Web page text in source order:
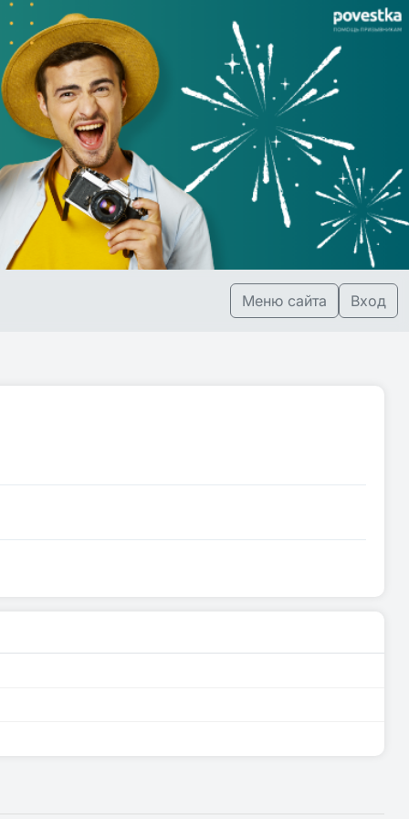
Меню сайта Вход